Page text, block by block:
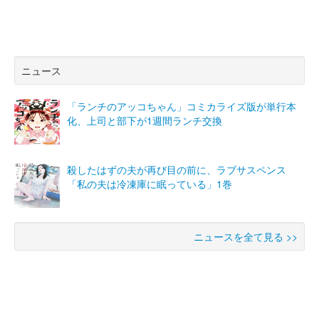
ニュース
「ランチのアッコちゃん」コミカライズ版が単行本
化、上司と部下が1週間ランチ交換
殺したはずの夫が再び目の前に、ラブサスペンス
「私の夫は冷凍庫に眠っている」1巻
ニュースを全て見る >>